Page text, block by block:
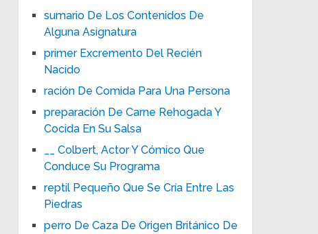
sumario De Los Contenidos De
Alguna Asignatura
primer Excremento Del Recién
Nacido
ración De Comida Para Una Persona
preparación De Carne Rehogada Y
Cocida En Su Salsa
__ Colbert, Actor Y Cómico Que
Conduce Su Programa
reptil Pequeño Que Se Cría Entre Las
Piedras
perro De Caza De Origen Británico De